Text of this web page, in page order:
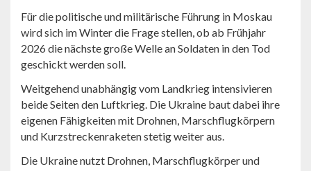
Für die politische und militärische Führung in Moskau
wird sich im Winter die Frage stellen, ob ab Frühjahr
2026 die nächste große Welle an Soldaten in den Tod
geschickt werden soll.
Weitgehend unabhängig vom Landkrieg intensivieren
beide Seiten den Luftkrieg. Die Ukraine baut dabei ihre
eigenen Fähigkeiten mit Drohnen, Marschflugkörpern
und Kurzstreckenraketen stetig weiter aus.
Die Ukraine nutzt Drohnen, Marschflugkörper und